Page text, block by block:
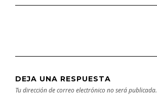
Vizcaya
DEJA UNA RESPUESTA
Tu dirección de correo electrónico no será publicada.